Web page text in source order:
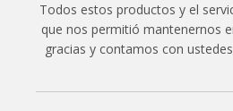
Todos estos productos y el
que nos permitió mantenernos
gracias y contamos con